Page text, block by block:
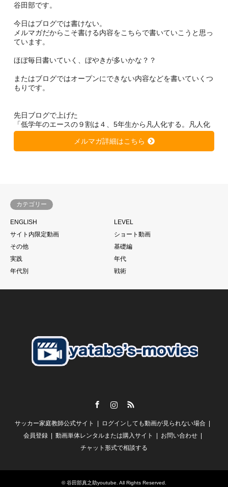
谷田部です。
今日はブログでは書けない。
メルマガだからこそ書ける内容をこちらで書いていこうと思っ
ています。
ほぼ毎日書いていく、ぼやきが多いかな？？
またはブログではオープンにできない内容などを書いていくつ
もりです。
先日ブログで上げた
「低学年のエースの９割は４、5年生から凡人化する。凡人化
しないために、、、」
https://soccer-kateikyousi.com/daihyoublog/archives/7684.htm
l
す。
当たり前と言われるかもしれません。
もちろん個の力
それでものめり込みすぎて、そこをおざなりにする
す。
私がずっと言い続けている
「親御さんの理解」
【スクールの必要性とは？】
谷田部としては
「誰かが行っているから、、、」
一人一人の判断で本当に必要であれば行く
毎週通う必要性が全くわかりません。
メルマガ詳細はこちら
カテゴリー
ENGLISH
LEVEL
サイト内限定動画
ショート動画
その他
基礎編
実践
年代
年代別
戦術
サッカー家庭教師公式サイト
ログインしても動画が見られない場合
会員登録
動画単体レンタルまたは購入サイト
お問い合わせ
チャット形式で相談する
©谷田部真之助youtube . All Rights Reserved.